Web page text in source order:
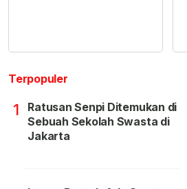
Terpopuler
1
Ratusan Senpi Ditemukan di
Sebuah Sekolah Swasta di
Jakarta